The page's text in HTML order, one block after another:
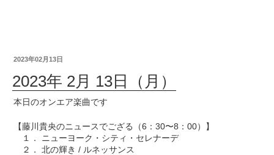
2023年02月13日
2023年 2月 13日（月）
本日のオンエア楽曲です
【藤川貴央のニュースでござる（6：30〜8：00）】
１． ニューヨーク・シティ・セレナーデ
２． 北の輝き / ルネッサンス